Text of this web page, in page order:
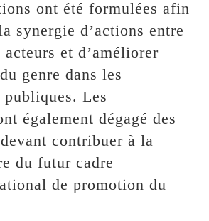
ont été formulées afin
synergie d’actions entre
et d’améliorer
genre dans les
Les
également dégagé des
contribuer à la
du futur cadre
de promotion du